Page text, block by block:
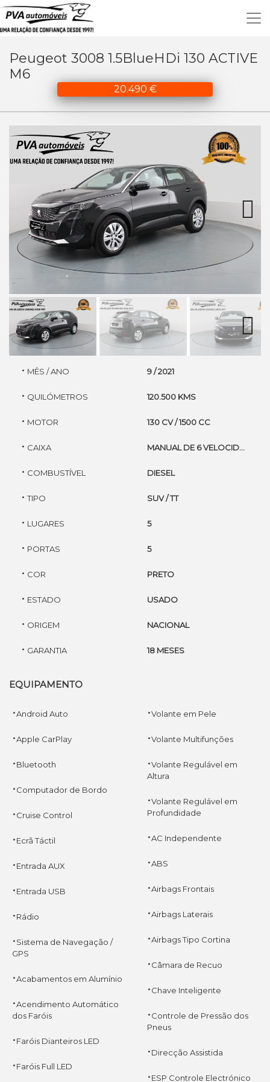
Peugeot 3008 1.5BlueHDi 130 ACTIVE
M6
20.490 €
Next
Next
· MÊS / ANO
· QUILÓMETROS
· MOTOR
· CAIXA
· COMBUSTÍVEL
· TIPO
· LUGARES
· PORTAS
· COR
· ESTADO
· ORIGEM
· GARANTIA
9 / 2021
120.500 KMS
130 CV / 1500 CC
MANUAL DE 6 VELOCIDADES
DIESEL
SUV / TT
5
5
PRETO
USADO
NACIONAL
18 MESES
EQUIPAMENTO
·Android Auto
·Apple CarPlay
·Bluetooth
·Computador de Bordo
·Cruise Control
·Ecrã Táctil
·Entrada AUX
·Entrada USB
·Rádio
·Sistema de Navegação /
GPS
·Acabamentos em Alumínio
·Acendimento Automático
dos Faróis
·Faróis Dianteiros LED
·Faróis Full LED
·Volante em Pele
·Volante Multifunções
·Volante Regulável em
Altura
·Volante Regulável em
Profundidade
·AC Independente
·ABS
·Airbags Frontais
·Airbags Laterais
·Airbags Tipo Cortina
·Câmara de Recuo
·Chave Inteligente
·Controle de Pressão dos
Pneus
·Direcção Assistida
·ESP Controle Electrónico